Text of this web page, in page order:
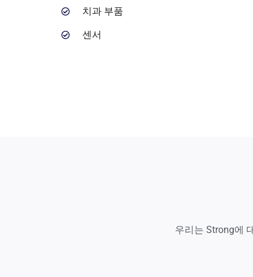
치과 부품
센서
우리는 Strong에